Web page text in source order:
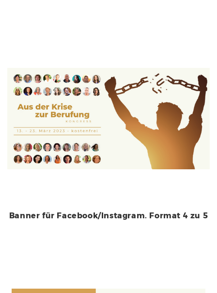
Banner für Facebook/Instagram. Format 4 zu 5